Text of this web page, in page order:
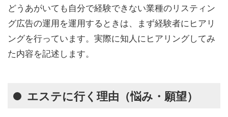
どうあがいても自分で経験できない業種のリスティン
グ広告の運用を運用するときは、まず経験者にヒアリ
ングを行っています。実際に知人にヒアリングしてみ
た内容を記述します。
エステに行く理由（悩み・願望）